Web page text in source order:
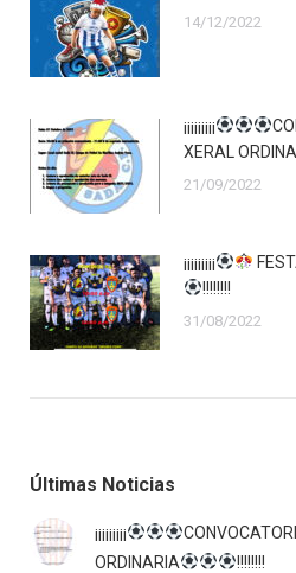
14/12/2022
¡¡¡¡¡¡¡¡¡
XERAL
21/09/2022
¡¡¡¡¡¡¡¡¡
!!!!!!!!
31/08/2022
Últimas Noticias
¡¡¡¡¡¡¡¡¡
ORDINARIA
!!!!!!!!